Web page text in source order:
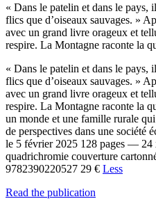
« Dans le patelin et dans le pays,
flics que d’oiseaux sauvages. »
avec un grand livre orageux et
respire. La Montagne raconte la
« Dans le patelin et dans le pays,
flics que d’oiseaux sauvages. »
avec un grand livre orageux et
respire. La Montagne raconte la
un monde et une famille rurale
de perspectives dans une société
le 5 février 2025 128 pages — 24
quadrichromie couverture
9782390220527 29 € Less
Read the publication